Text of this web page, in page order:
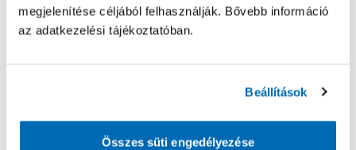
megjelenítése céljából felhasználják. Bővebb információ
az adatkezelési tájékoztatóban.
Beállítások
Összes süti engedélyezése